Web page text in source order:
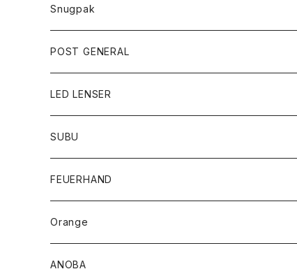
Snugpak
POST GENERAL
LED LENSER
SUBU
FEUERHAND
Orange
ANOBA